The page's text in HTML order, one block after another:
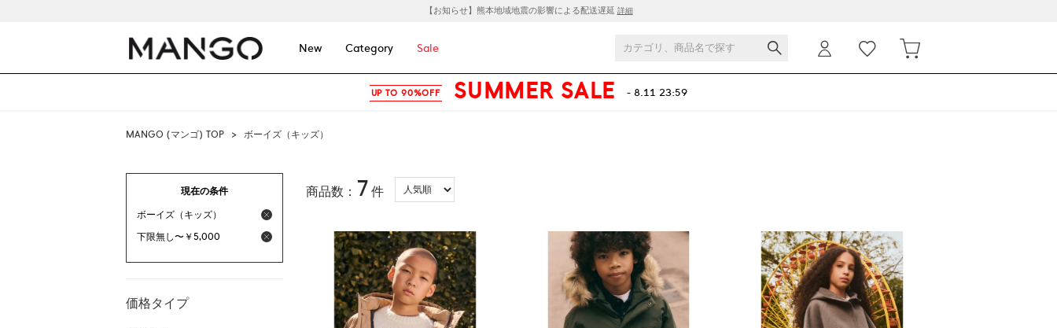
【お知らせ】熊本地域地震の影響による配送遅延 詳細
New Category Sale
UP TO 90%OFF SUMMER SALE - 8.11 23:59
MANGO (マンゴ) TOP > ボーイズ（キッズ）
現在の条件
ボーイズ（キッズ）
下限無し〜￥5,000
価格タイプ
商品数： 7件